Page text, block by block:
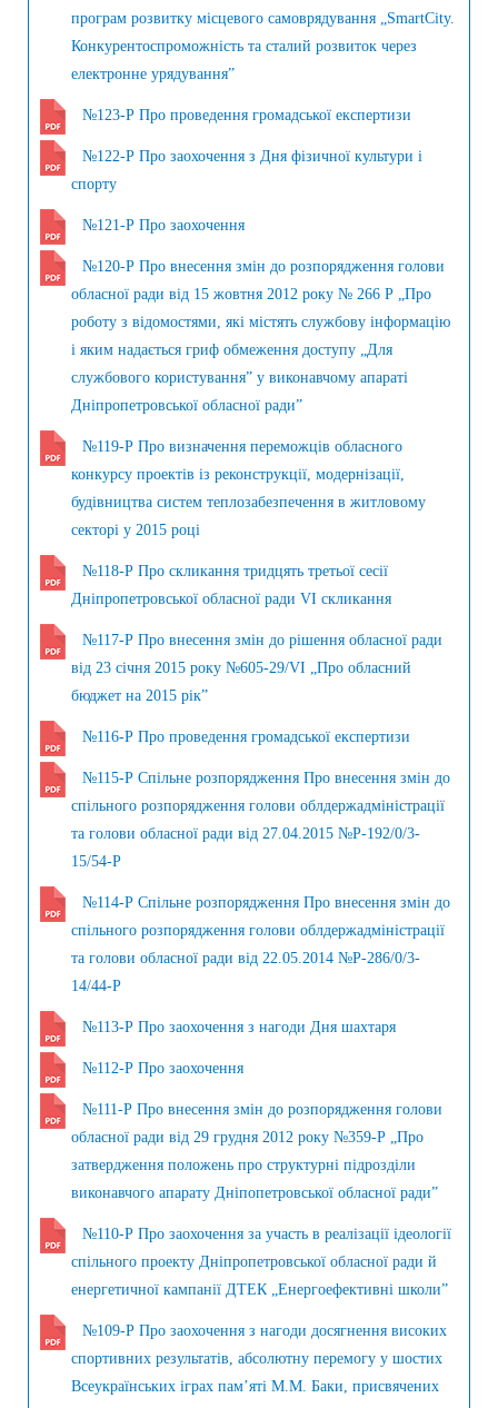
програм розвитку місцевого самоврядування „SmartCity.
Конкурентоспроможність та сталий розвиток через
електронне урядування”
№123-Р Про проведення громадської експертизи
№122-Р Про заохочення з Дня фізичної культури і
спорту
№121-Р Про заохочення
№120-Р Про внесення змін до розпорядження голови
обласної ради від 15 жовтня 2012 року № 266 Р „Про
роботу з відомостями, які містять службову інформацію
і яким надається гриф обмеження доступу „Для
службового користування” у виконавчому апараті
Дніпропетровської обласної ради”
№119-Р Про визначення переможців обласного
конкурсу проектів із реконструкції, модернізації,
будівництва систем теплозабезпечення в житловому
секторі у 2015 році
№118-Р Про скликання тридцять третьої сесії
Дніпропетровської обласної ради VI скликання
№117-Р Про внесення змін до рішення обласної ради
від 23 січня 2015 року №605-29/VI „Про обласний
бюджет на 2015 рік”
№116-Р Про проведення громадської експертизи
№115-Р Спільне розпорядження Про внесення змін до
спільного розпорядження голови облдержадміністрації
та голови обласної ради від 27.04.2015 №Р-192/0/3-
15/54-Р
№114-Р Спільне розпорядження Про внесення змін до
спільного розпорядження голови облдержадміністрації
та голови обласної ради від 22.05.2014 №Р-286/0/3-
14/44-Р
№113-Р Про заохочення з нагоди Дня шахтаря
№112-Р Про заохочення
№111-Р Про внесення змін до розпорядження голови
обласної ради від 29 грудня 2012 року №359-Р „Про
затвердження положень про структурні підрозділи
виконавчого апарату Дніпопетровської обласної ради”
№110-Р Про заохочення за участь в реалізації ідеології
спільного проекту Дніпропетровської обласної ради й
енергетичної кампанії ДТЕК „Енергоефективні школи”
№109-Р Про заохочення з нагоди досягнення високих
спортивних результатів, абсолютну перемогу у шостих
Всеукраїнських іграх пам’яті М.М. Баки, присвячених